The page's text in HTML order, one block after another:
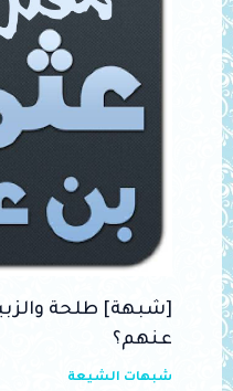
[شبهة] طلحة
عنهم؟
شبهات الشيعة